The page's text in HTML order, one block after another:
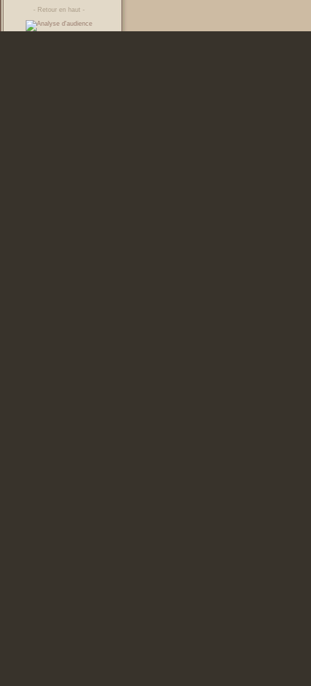
- Retour en haut -